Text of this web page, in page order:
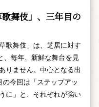
舞伎」、三年目の
歌舞伎」は、芝居に対す
、毎年、新鮮な舞台を見
りません。中心となる出
今回は「ステップアッ
に」と、それぞれが強い